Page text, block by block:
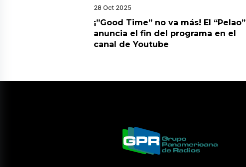
28 Oct 2025
¡”Good Time” no va más! El “Pelao”
anuncia el fin del programa en el
canal de Youtube